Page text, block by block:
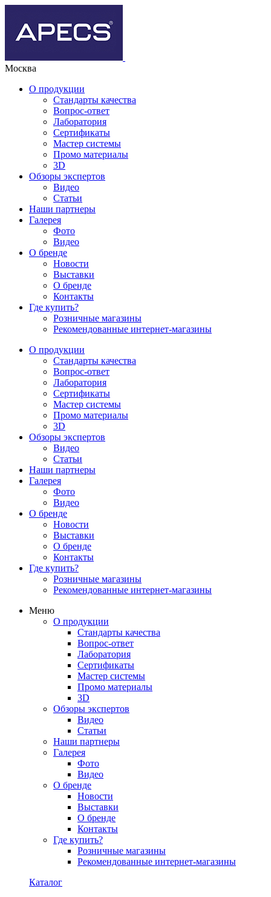
Москва
О продукции
Стандарты качества
Вопрос-ответ
Лаборатория
Сертификаты
Мастер системы
Промо материалы
3D
Обзоры экспертов
Видео
Статьи
Наши партнеры
Галерея
Фото
Видео
О бренде
Новости
Выставки
О бренде
Контакты
Где купить?
Розничные магазины
Рекомендованные интернет-магазины
О продукции
Стандарты качества
Вопрос-ответ
Лаборатория
Сертификаты
Мастер системы
Промо материалы
3D
Обзоры экспертов
Видео
Статьи
Наши партнеры
Галерея
Фото
Видео
О бренде
Новости
Выставки
О бренде
Контакты
Где купить?
Розничные магазины
Рекомендованные интернет-магазины
Меню
О продукции
Стандарты качества
Вопрос-ответ
Лаборатория
Сертификаты
Мастер системы
Промо материалы
3D
Обзоры экспертов
Видео
Статьи
Наши партнеры
Галерея
Фото
Видео
О бренде
Новости
Выставки
О бренде
Контакты
Где купить?
Розничные магазины
Рекомендованные интернет-магазины
Каталог